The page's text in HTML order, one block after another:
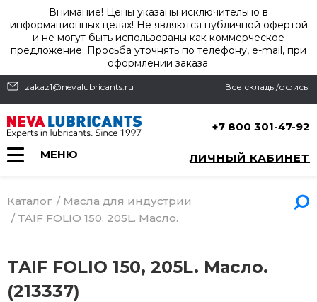
Внимание! Цены указаны исключительно в
информационных целях! Не являются публичной офертой
и не могут быть использованы как коммерческое
предложение. Просьба уточнять по телефону, e-mail, при
оформлении заказа.
zakaz1@nevalubricants.ru Все склады/офисы
+7 800 301-47-92
МЕНЮ ЛИЧНЫЙ КАБИНЕТ
Каталог / Масла для индустрии
/ TAIF FOLIO 150, 205L. Масло.
TAIF FOLIO 150, 205L. Масло.
(213337)